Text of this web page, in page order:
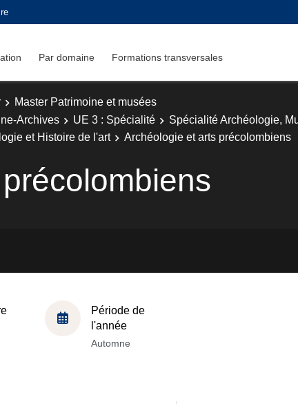
Par domaine Formations transversales
Master Patrimoine et musées
Archives
UE 3 : Spécialité
Spécialité Archéologie,
et Histoire de l'art Archéologie et arts précolombiens
Période de
l'année
Automne